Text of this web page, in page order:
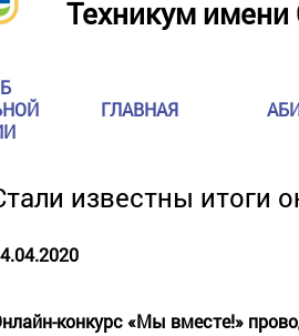
Техникум
ГЛАВНАЯ
известны итоги
конкурс «Мы вместе!»